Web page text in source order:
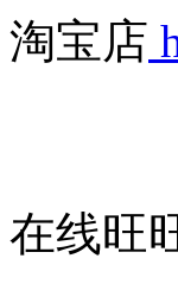
淘宝店
在线旺